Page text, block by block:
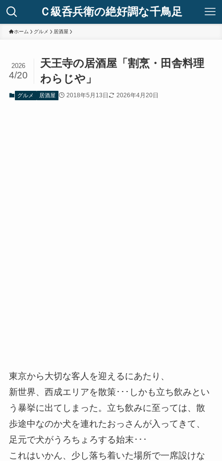
Ｃ級呑兵衛の絶好調な千鳥足
ホーム グルメ 居酒屋
天王寺の居酒屋「割烹・田舎料理
わらじや」
2026
4/20
グルメ 居酒屋 2018年5月13日 2026年4月20日
東京から大切な客人を迎えるにあたり、
新世界、西成エリアを散策･･･しかも立ち飲みとい
う暴挙に出てしまった。立ち飲みに至っては、散
歩途中なのか犬を連れたおっさんが入ってきて、
足元で犬がうろちょろする始末･･･
これはいかん、少し落ち着いた場所で一席設けな